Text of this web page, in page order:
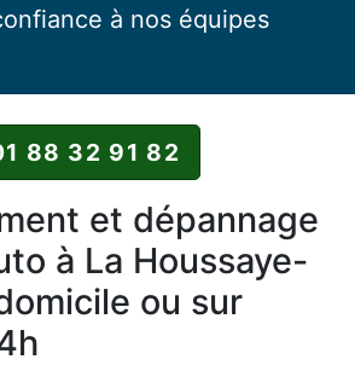
à nos équipes
88 32 91 82
et dépannage
à La Houssaye-
ou sur